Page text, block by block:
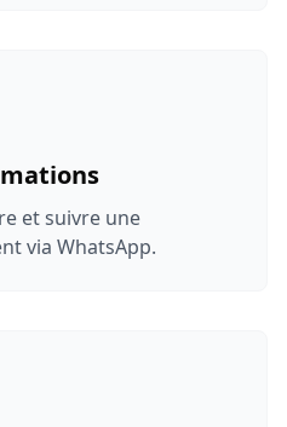
et suivre une
via WhatsApp.